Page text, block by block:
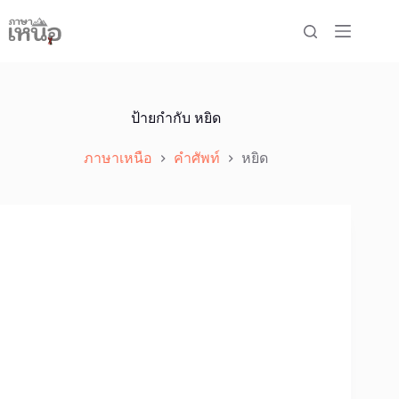
to
content
ป้ายกำกับ หยิด
ภาษาเหนือ คำศัพท์ หยิด